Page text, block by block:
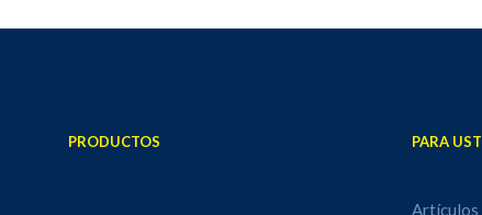
PRODUCTOS PARA
Artículos